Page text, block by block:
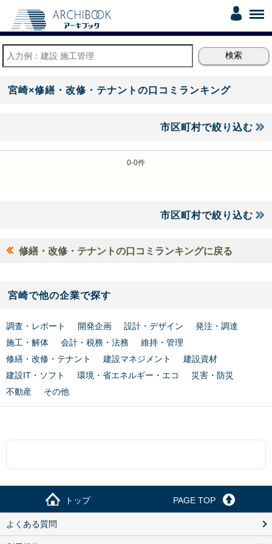
宮崎×修繕・改修・テナントの口コミランキング
市区町村で絞り込む
0-0件
市区町村で絞り込む
修繕・改修・テナントの口コミランキングに戻る
宮崎で他の企業で探す
調査・レポート 開発企画 設計・デザイン
発注・調達
施工・解体
会計・税務・法務
維持・管理
修繕・改修・テナント
建設マネジメント
建設資材
建設IT・ソフト
環境・省エネルギー・エコ
災害・防災
不動産
その他
トップ PAGE TOP
よくある質問